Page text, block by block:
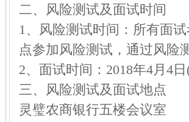
二、风险测试及面试时间
1、风险测试时间：所有面
点参加风险测试，通过风险
2、面试时间：2018年4月4
三、风险测试及面试地点
灵璧农商银行五楼会议室